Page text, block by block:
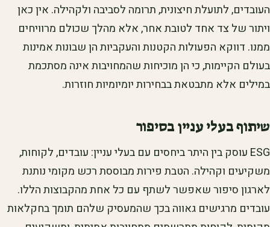
העובדים, לתועלת חיצונית, תרומה לסביבה ולקהילה. אין כאן
ויתור של צד אחד לטובת אחר, אלא מהלך שכולם מרוויחים
ממנו. דווקא הפעולות הקטנות והעקביות הן שבונות אמינות
בעולם הקיימות, כי הן מוכיחות שהמחויבות אינה מסתכמת
במילים אלא מתבטאת בבחירות יומיומיות חוזרות.
שיתוף בעלי עניין בסיפור
ESG עוסק בין היתר ביחסים עם בעלי עניין: עובדים, לקוחות,
משקיעים וקהילה. הטבת פירות מבוססת רכש מקומי נותנת
לארגון סיפור שאפשר לשתף עם כל אחת מהקבוצות הללו.
עובדים מרגישים גאווה בכך שהמעסיק שלהם תומך בחקלאות